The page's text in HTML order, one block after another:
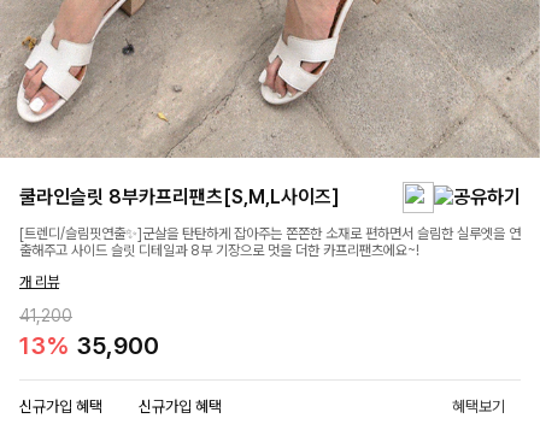
쿨라인슬릿 8부카프리팬츠[S,M,L사이즈]
[트렌디/슬림핏연출✨]군살을 탄탄하게 잡아주는 쫀쫀한 소재로 편하면서 슬림한 실루엣을 연
출해주고 사이드 슬릿 디테일과 8부 기장으로 멋을 더한 카프리팬츠에요~!
개 리뷰
41,200
13% 35,900
신규가입 혜택 신규가입 혜택 혜택보기